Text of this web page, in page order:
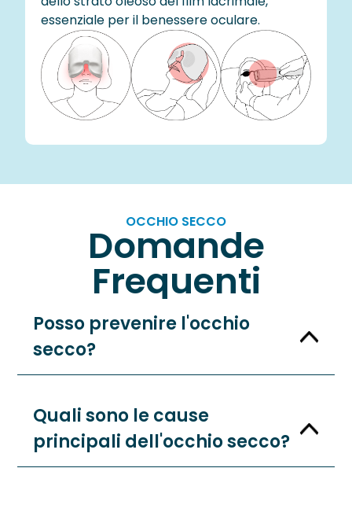
essenziale per il benessere oculare.
OCCHIO SECCO
Domande
Frequenti
Posso prevenire l'occhio
secco?
Quali sono le cause
principali dell'occhio secco?